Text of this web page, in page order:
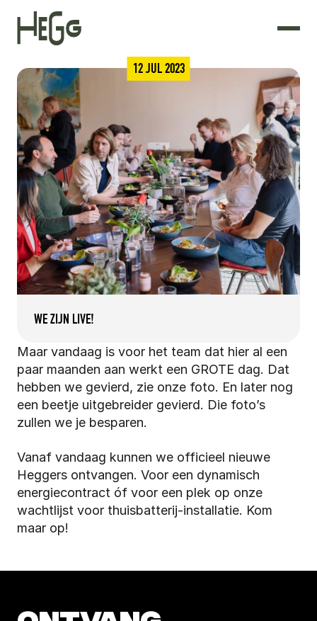
WE ZIJN LIVE!
12 JUL 2023
Maar vandaag is voor het team dat hier al een
paar maanden aan werkt een GROTE dag. Dat
hebben we gevierd, zie onze foto. En later nog
een beetje uitgebreider gevierd. Die foto’s
zullen we je besparen.
Vanaf vandaag kunnen we officieel nieuwe
Heggers ontvangen. Voor een dynamisch
energiecontract óf voor een plek op onze
wachtlijst voor thuisbatterij-installatie. Kom
maar op!